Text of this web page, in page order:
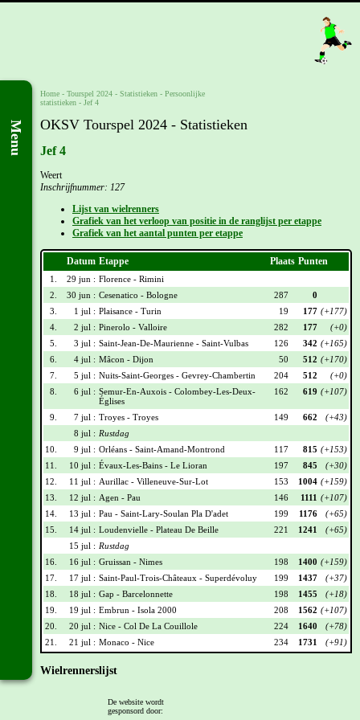
Menu
Home - Tourspel 2024 - Statistieken - Persoonlijke
statistieken - Jef 4
OKSV Tourspel 2024 - Statistieken
Jef 4
Weert
Inschrijfnummer: 127
Lijst van wielrenners
Grafiek van het verloop van positie in de ranglijst per etappe
Grafiek van het aantal punten per etappe
Datum Etappe Plaats Punten
1. 29 jun : Florence - Rimini
2.
30 jun : Cesenatico - Bologne 287
0
3.
1 jul : Plaisance - Turin 19 177 (+177)
4.
2 jul : Pinerolo - Valloire 282 177
(+0)
5.
3 jul : Saint-Jean-De-Maurienne - Saint-Vulbas 126 342 (+165)
6.
4 jul : Mâcon - Dijon 50 512 (+170)
7.
5 jul : Nuits-Saint-Georges - Gevrey-Chambertin 204 512
(+0)
8.
6 jul : Semur-En-Auxois - Colombey-Les-Deux-
Églises
162 619 (+107)
9. 7 jul : Troyes - Troyes 149 662
(+43)
8 jul : Rustdag
10.
9 jul : Orléans - Saint-Amand-Montrond 117 815 (+153)
11.
10 jul : Évaux-Les-Bains - Le Lioran 197 845
(+30)
12.
11 jul : Aurillac - Villeneuve-Sur-Lot 153 1004 (+159)
13.
12 jul : Agen - Pau 146 1111 (+107)
14.
13 jul : Pau - Saint-Lary-Soulan Pla D'adet 199 1176
(+65)
15.
14 jul : Loudenvielle - Plateau De Beille 221 1241
(+65)
15 jul : Rustdag
16.
16 jul : Gruissan - Nimes 198 1400 (+159)
17.
17 jul : Saint-Paul-Trois-Châteaux - Superdévoluy 199 1437
(+37)
18.
18 jul : Gap - Barcelonnette 198 1455
(+18)
19.
19 jul : Embrun - Isola 2000 208 1562 (+107)
20.
20 jul : Nice - Col De La Couillole 224 1640
(+78)
21.
21 jul : Monaco - Nice 234 1731 (+91)
Wielrennerslijst
Wout Van Aert
De website wordt
gesponsord door: